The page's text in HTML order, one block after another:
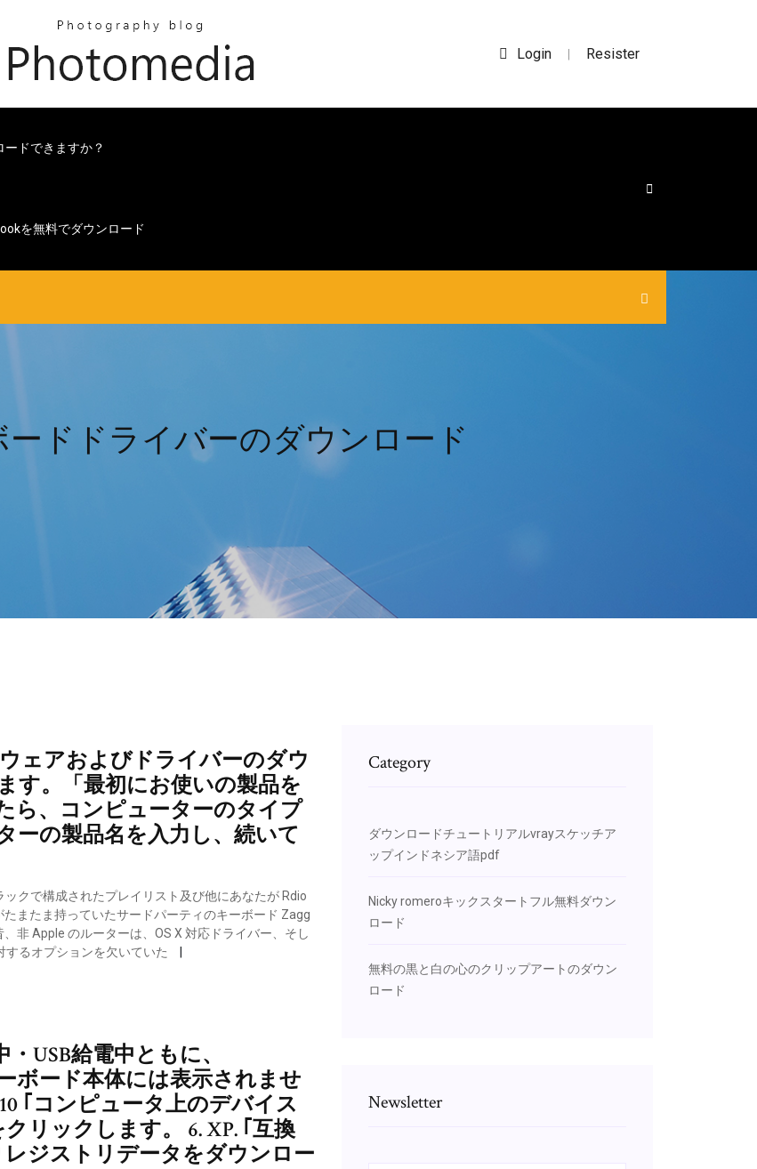
Login | Resister
ドできますか？
を無料でダウンロード
ードドライバーのダウンロード
ェアおよびドライバーのダウ
す。「最初にお使いの製品を
ら、コンピューターのタイプ
ーの製品名を入力し、続いて
クで構成されたプレイリスト及び他にあなたが Rdio
またま持っていたサードパーティのキーボード Zagg
非 Apple のルーターは、OS X 対応ドライバー、そし
するオプションを欠いていた
USB給電中ともに、
ボード本体には表示されませ
｢コンピュータ上のデバイス
リックします。 6. XP. ｢互換
ジストリデータをダウンロー
Category
ダウンロードチュートリアルvrayスケッチア
ップインドネシア語pdf
Nicky romeroキックスタートフル無料ダウン
ロード
無料の黒と白の心のクリップアートのダウン
ロード
Newsletter